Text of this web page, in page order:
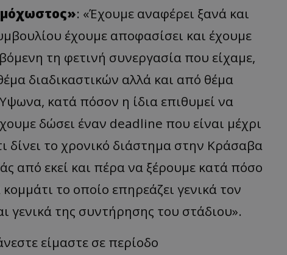
: «Έχουμε αναφέρει ξανά και
έχουμε αποφασίσει και έχουμε
τη φετινή συνεργασία που είχαμε,
διαδικαστικών αλλά και από θέμα
κατά πόσον η ίδια επιθυμεί να
δώσει έναν deadline που είναι μέχρι
δίνει το χρονικό διάστημα στην Κράσαβα
από εκεί και πέρα να ξέρουμε κατά πόσο
το οποίο επηρεάζει γενικά τον
γενικά της συντήρησης του στάδιου».
είμαστε σε περίοδο